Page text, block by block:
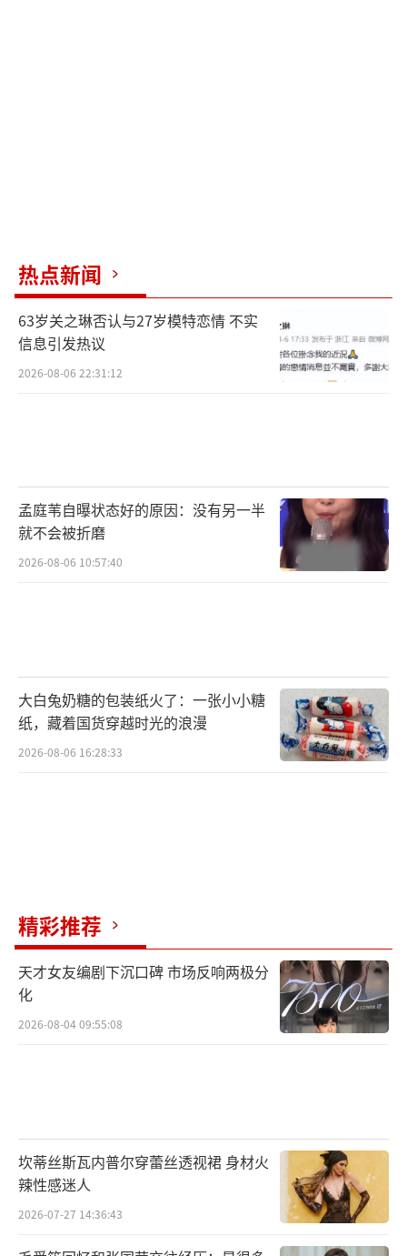
热点新闻
63岁关之琳否认与27岁模特恋情 不实
信息引发热议
2026-08-06 22:31:12
孟庭苇自曝状态好的原因：没有另一半
就不会被折磨
2026-08-06 10:57:40
大白兔奶糖的包装纸火了：一张小小糖
纸，藏着国货穿越时光的浪漫
2026-08-06 16:28:33
精彩推荐
天才女友编剧下沉口碑 市场反响两极分
化
2026-08-04 09:55:08
坎蒂丝斯瓦内普尔穿蕾丝透视裙 身材火
辣性感迷人
2026-07-27 14:36:43